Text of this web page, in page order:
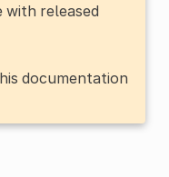
with released
documentation